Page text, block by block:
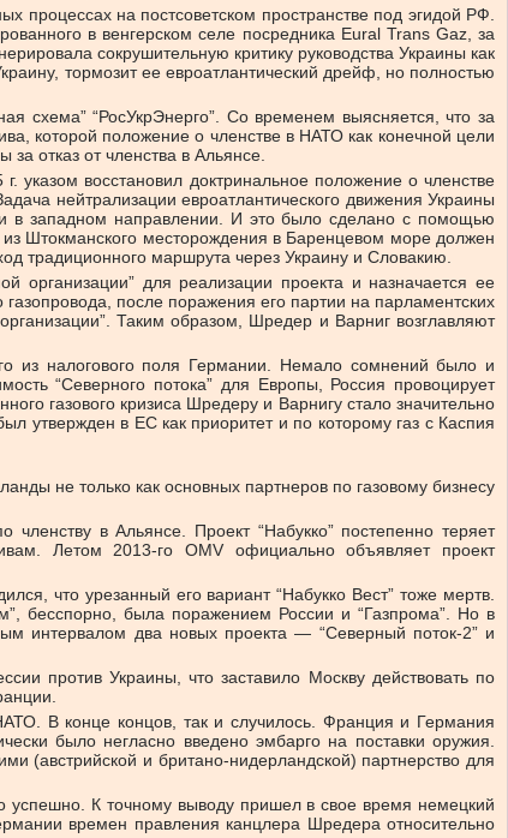
процессах на постсоветском пространстве под эгидой РФ.
в венгерском селе посредника Eural Trans Gaz, за
сокрушительную критику руководства Украины как
тормозит ее евроатлантический дрейф, но полностью
схема” “РосУкрЭнерго”. Со временем выясняется, что за
которой положение о членстве в НАТО как конечной цели
отказ от членства в Альянсе.
восстановил доктринальное положение о членстве
нейтрализации евроатлантического движения Украины
и в западном направлении. И это было сделано с помощью
из Штокманского месторождения в Баренцевом море должен
традиционного маршрута через Украину и Словакию.
организации” для реализации проекта и назначается ее
после поражения его партии на парламентских
Таким образом, Шредер и Варниг возглавляют
из налогового поля Германии. Немало сомнений было и
“Северного потока” для Европы, Россия провоцирует
газового кризиса Шредеру и Варнигу стало значительно
утвержден в ЕС как приоритет и по которому газ с Каспия
не только как основных партнеров по газовому бизнесу
в Альянсе. Проект “Набукко” постепенно теряет
Летом 2013-го OMV официально объявляет проект
что урезанный его вариант “Набукко Вест” тоже мертв.
бесспорно, была поражением России и “Газпрома”. Но в
интервалом два новых проекта — “Северный поток-2” и
против Украины, что заставило Москву действовать по
В конце концов, так и случилось. Франция и Германия
было негласно введено эмбарго на поставки оружия.
(австрийской и британо-нидерландской) партнерство для
успешно. К точному выводу пришел в свое время немецкий
времен правления канцлера Шредера относительно